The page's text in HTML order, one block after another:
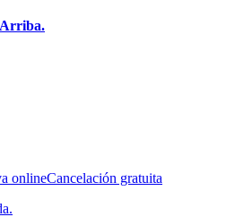
Arriba.
onlineCancelación gratuita